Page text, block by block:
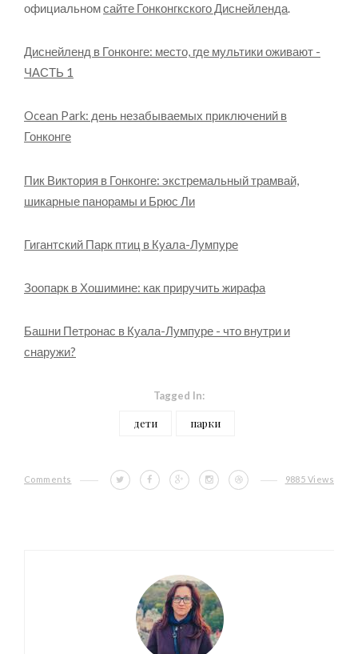
официальномсайте Гонконгкского Диснейленда.
Диснейленд в Гонконге: место, где мультики оживают -
ЧАСТЬ 1
Ocean Park: день незабываемых приключений в
Гонконге
Пик Виктория в Гонконге: экстремальный трамвай,
шикарные панорамы и Брюс Ли
Гигантский Парк птиц в Куала-Лумпуре
Зоопарк в Хошимине: как приручить жирафа
Башни Петронас в Куала-Лумпуре - что внутри и
снаружи?
Tagged In:
дети парки
Comments 9885 Views